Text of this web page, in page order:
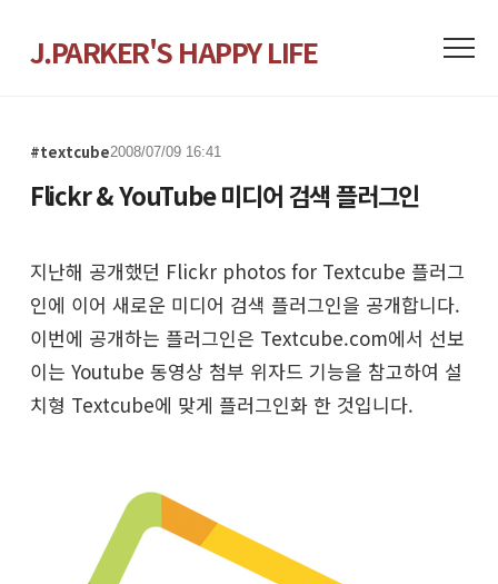
J.PARKER'S HAPPY LIFE
#textcube2008/07/09 16:41
Flickr & YouTube 미디어 검색 플러그인
지난해 공개했던 Flickr photos for Textcube 플러그
인에 이어 새로운 미디어 검색 플러그인을 공개합니다.
이번에 공개하는 플러그인은 Textcube.com에서 선보
이는 Youtube 동영상 첨부 위자드 기능을 참고하여 설
치형 Textcube에 맞게 플러그인화 한 것입니다.